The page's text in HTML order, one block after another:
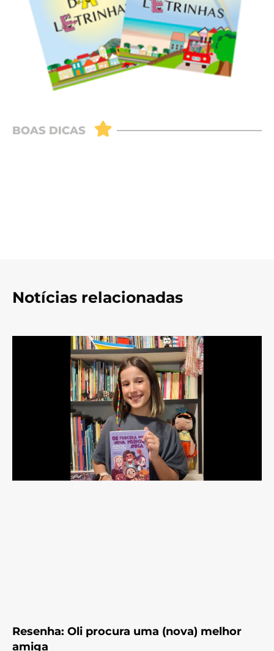
Notícias relacionadas
Resenha: Oli procura uma (nova) melhor
amiga